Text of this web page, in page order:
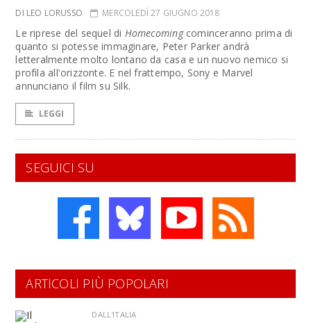
DI LEO LORUSSO MERCOLEDÌ 27 GIUGNO 2018
Le riprese del sequel di Homecomingcominceranno prima di
quanto si potesse immaginare, Peter Parker andrà
letteralmente molto lontano da casa e un nuovo nemico si
profila all'orizzonte. E nel frattempo, Sony e Marvel
annunciano il film su Silk.
LEGGI
SEGUICI SU
ARTICOLI PIÙ POPOLARI
DALL'ITALIA